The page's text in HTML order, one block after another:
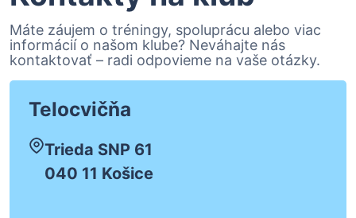
Máte záujem o tréningy, spoluprácu alebo viac
informácií o našom klube? Neváhajte nás
kontaktovať – radi odpovieme na vaše otázky.
Telocvičňa
Trieda SNP 61
040 11 Košice